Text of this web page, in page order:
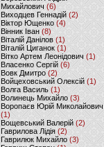
Михайлович (6)
Виходцев Геннадій (2)
Віктор Ющенко (4)
Вінник Іван (8)
Віталій Данілов (1)
Віталій Циганок (1)
Вітко Артем Леонідович(1)
Власенко Сергій (6)
Вовк Дмитро(2)
Войцеховський Олексій(1)
Волга Василь (1)
Волинець Михайло (3)
Воропаєв Юрій Миколайович
(1)
Вощевський Валерій(2)
Гаврилова Лідія (2)
Гаврилюк Михайло (3)